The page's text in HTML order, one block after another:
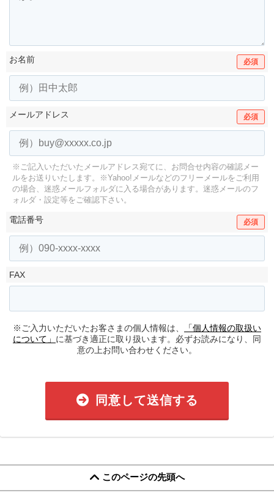
お名前 必須
メールアドレス 必須
※ご記入いただいたメールアドレス宛てに、お問合せ内容の確認メー
ルをお送りいたします。
※Yahoo!メールなどのフリーメールをご利用
の場合、迷惑メールフォルダに入る場合があります。 迷惑メールのフ
ォルダ・設定等をご確認下さい。
電話番号 必須
FAX
※ご入力いただいたお客さまの個人情報は、
「個人情報の取扱い
について」 に基づき適正に取り扱います。必ずお読みになり、同
意の上お問い合わせください。
同意して送信する
このページの先頭へ